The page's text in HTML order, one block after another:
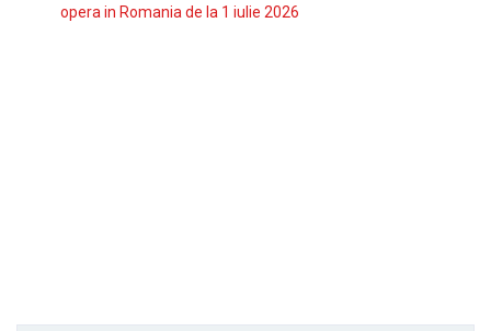
opera in Romania de la 1 iulie 2026